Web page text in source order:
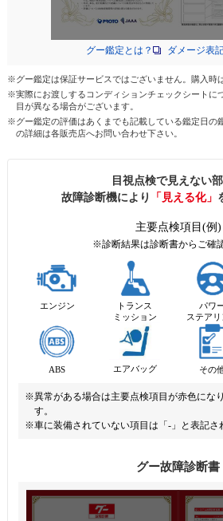
グー鑑定とは？ ダメージ表
※グー鑑定は保証サービスではございません。購入時
※実際にお渡しするコンディションチェックシートに
目が異なる場合がございます。
※グー鑑定の評価はあくまでも記載している鑑定日の
の詳細は各販売店へお問い合わせ下さい。
目視点検で見えない
故障診断機により
「見える化」
主要点検項目(例)
※診断結果は診断書からご確
エンジン
トランス
ミッション
パワ
ステア
ABS エアバッグ その
※異常がある場合は主要点検項目が赤色にな
す。
※車に装備されていない項目は「-」と表記さ
グー故障診断書